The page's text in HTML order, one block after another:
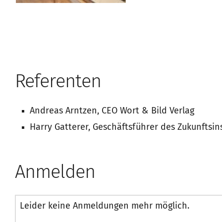
Referenten
Andreas Arntzen, CEO Wort & Bild Verlag
Harry Gatterer, Geschäftsführer des
Anmelden
Leider keine Anmeldungen mehr möglich.